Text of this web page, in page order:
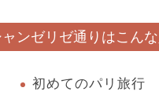
ャンゼリゼ通りはこん
初めてのパリ旅行